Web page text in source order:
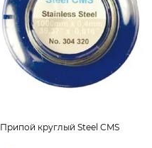
Припой круглый Steel CMS